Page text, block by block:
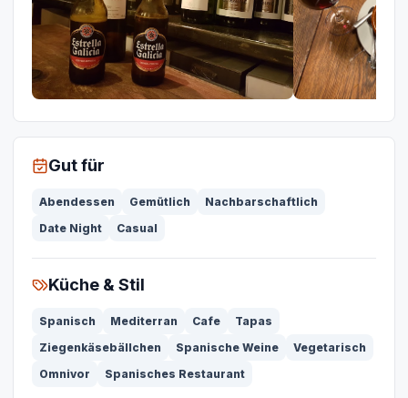
Gut für
Abendessen Gemütlich
Nachbarschaftlich
Date Night
Casual
Küche & Stil
Spanisch Mediterran Cafe
Tapas
Ziegenkäsebällchen
Spanische Weine
Vegetarisch
Omnivor
Spanisches Restaurant